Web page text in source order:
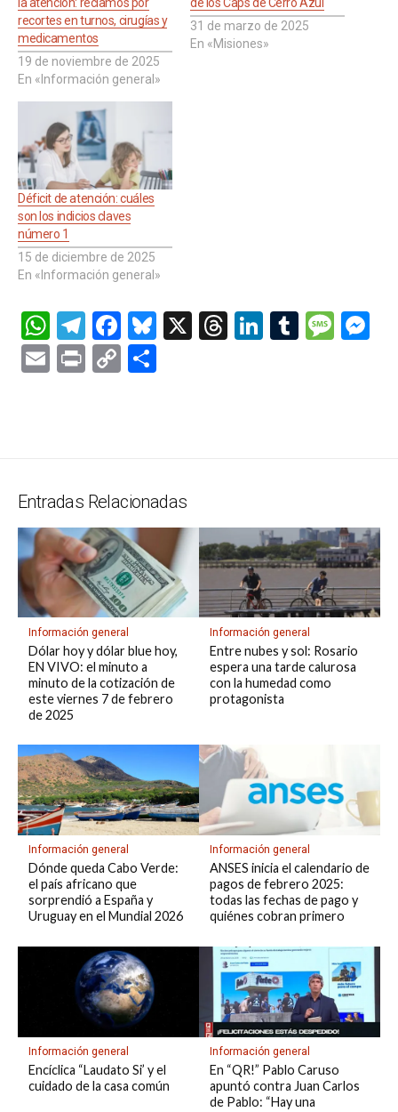
recortes en turnos, cirugías y
medicamentos
19 de noviembre de 2025
En «Información general»
31 de marzo de 2025
En «Misiones»
Déficit de atención: cuáles
son los indicios claves
número 1
15 de diciembre de 2025
En «Información general»
W
h
at
p
T
el
e
F
a
ce
k
Bl
X
T
Li
T
M
E
Pr
C
k
tir
Entradas Relacionadas
Información general
Dólar hoy y dólar blue hoy,
EN VIVO: el minuto a
minuto de la cotización de
este viernes 7 de febrero
de 2025
Información general
Entre nubes y sol: Rosario
espera una tarde calurosa
con la humedad como
protagonista
Información general
Dónde queda Cabo Verde:
el país africano que
sorprendió a España y
Uruguay en el Mundial 2026
Información general
ANSES inicia el calendario de
pagos de febrero 2025:
todas las fechas de pago y
quiénes cobran primero
Información general
Encíclica “Laudato Si’ y el
cuidado de la casa común
Información general
En “QR!” Pablo Caruso
apuntó contra Juan Carlos
de Pablo: “Hay una